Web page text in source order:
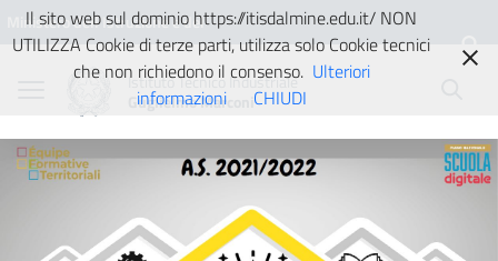
Vai ai contenuti
Vai al menu di navigazione
Vai al footer
Ministero dell'Istruzione e del
Istituto Tecnico Industriale
Guglielmo Marconi
Il sito web sul dominio https://itisdalmine.edu.it/ NON
UTILIZZA Cookie di terze parti, utilizza solo Cookie tecnici
che non richiedono il consenso. Ulteriori
informazioni
CHIUDI